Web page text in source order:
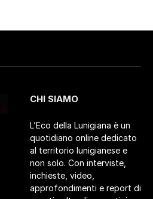
CHI SIAMO
L’Eco della Lunigiana è un
quotidiano online dedicato
al territorio lunigianese e
non solo. Con interviste,
inchieste, video,
approfondimenti e report di